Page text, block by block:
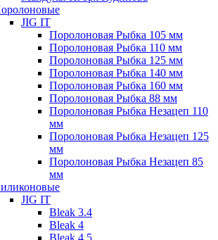
JIG IT
Поролоновая Рыбка 105 мм
Поролоновая Рыбка 110 мм
Поролоновая Рыбка 125 мм
Поролоновая Рыбка 140 мм
Поролоновая Рыбка 160 мм
Поролоновая Рыбка 88 мм
Поролоновая Рыбка Незацеп 110
мм
Поролоновая Рыбка Незацеп 125
мм
Поролоновая Рыбка Незацеп 85
мм
JIG IT
Bleak 3.4
Bleak 4
Bleak 4.5